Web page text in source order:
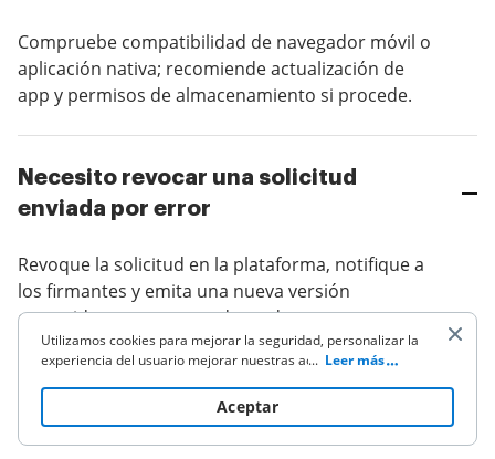
Compruebe compatibilidad de navegador móvil o
aplicación nativa; recomiende actualización de
app y permisos de almacenamiento si procede.
Necesito revocar una solicitud
enviada por error
Revoque la solicitud en la plataforma, notifique a
los firmantes y emita una nueva versión
corregida con campos adecuados.
Cómo garantizar cumplimiento HIPAA
o FERPA
Utilizamos cookies para mejorar la seguridad, personalizar la
experiencia del usuario mejorar nuestras actividades de
terceros) y para otros usos comerciales. Haz clic
leer nuestra política de cookies. Al hacer clic en "Aceptar"
... Leer más
Aceptar